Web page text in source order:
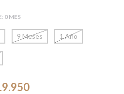
0 MES
9 Meses 1 Año